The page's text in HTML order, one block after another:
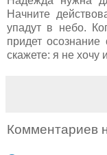
Начните
упадут в небо.
придет
скажете: я не хочу
Комментариев